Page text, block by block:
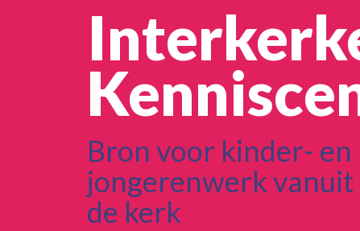
Bron voor kinder- en
jongerenwerk vanuit
de kerk